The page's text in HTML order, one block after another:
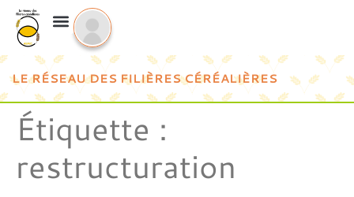
LE RÉSEAU DES FILIÈRES CÉRÉALIÈRES
Étiquette :
restructuration